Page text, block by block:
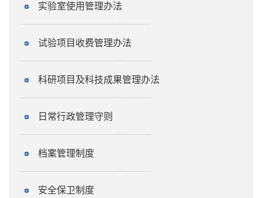
实验室使用管理办法
试验项目收费管理办法
科研项目及科技成果管理办法
日常行政管理守则
档案管理制度
安全保卫制度